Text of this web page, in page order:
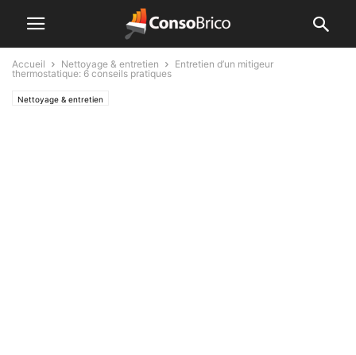
Accueil Nettoyage & entretien
Entretien d’un mitigeur
thermostatique: 6 conseils pratiques
Nettoyage & entretien